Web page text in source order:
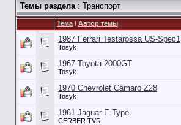
Темы раздела: Транспорт
Тема/Автор темы
1987 Ferrari Testarossa US-Spec1
Tosyk
1967 Toyota 2000GT
Tosyk
1970 Chevrolet Camaro Z28
Tosyk
1961 Jaguar E-Type
CERBER TVR